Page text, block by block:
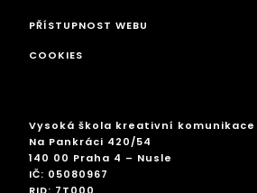
PŘÍSTUPNOST WEBU
COOKIES
Vysoká škola kreativní komunikace
Na Pankráci 420/54
140 00 Praha 4 – Nusle
IČ: 05080967